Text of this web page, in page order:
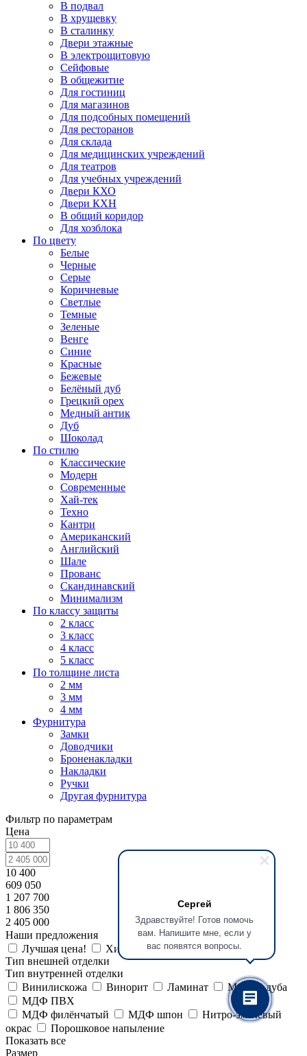
Сергей
Здравствуйте! Готов помочь
вам. Напишите мне, если у
вас появятся вопросы.
В подвал
В хрущевку
В сталинку
Двери этажные
В электрощитовую
Сейфовые
В общежитие
Для гостиниц
Для магазинов
Для подсобных помещений
Для ресторанов
Для склада
Для медицинских учреждений
Для театров
Для учебных учреждений
Двери КХО
Двери КХН
В общий коридор
Для хозблока
По цвету
Белые
Черные
Серые
Коричневые
Светлые
Темные
Зеленые
Венге
Синие
Красные
Бежевые
Белёный дуб
Грецкий орех
Медный антик
Дуб
Шоколад
По стилю
Классические
Модерн
Современные
Хай-тек
Техно
Кантри
Американский
Английский
Шале
Прованс
Скандинавский
Минимализм
По классу защиты
2 класс
3 класс
4 класс
5 класс
По толщине листа
2 мм
3 мм
4 мм
Фурнитура
Замки
Доводчики
Броненакладки
Накладки
Ручки
Другая фурнитура
Фильтр по параметрам
Цена
10 400
609 050
1 207 700
1 806 350
2 405 000
Наши предложения
Лучшая цена!
Хит
Новинка
Тип внешней отделки
Тип внутренней отделки
Винилискожа
Винорит Ламинат
Массив дуба
МДФ ПВХ
МДФ филёнчатый
МДФ шпон
Нитро-эмалевый
окрас
Порошковое напыление
Показать все
Размер